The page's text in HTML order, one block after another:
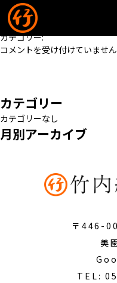
造
現場スタッフ
2024/9/6
カテゴリー:
現
ッ
フ
は
コメントを受け付けていません
カテゴリー
カテゴリーなし
月別アーカイブ
〒446-
美
TEL: